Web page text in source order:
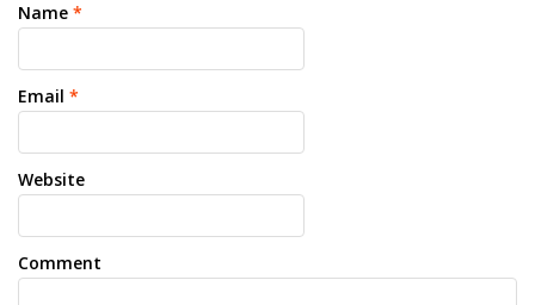
Name *
Email *
Website
Comment